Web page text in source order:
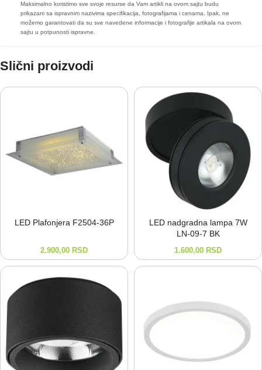
Maksimalno koristimo sve svoje resurse da Vam artikli na ovom sajtu budu
prikazani sa ispravnim nazivima specifikacija, fotografijama i cenama. Ipak, ne
možemo garantovati da su sve navedene informacije i fotografije artikala na ovom
sajtu u potpunosti ispravne.
Slični proizvodi
LED Plafonjera F2504-⁠36P
2.900,00 RSD
LED nadgradna lampa 7W
LN-⁠09-⁠7 BK
1.600,00 RSD